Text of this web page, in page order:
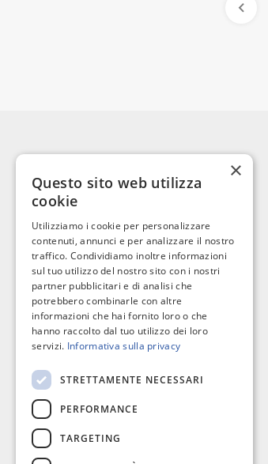
Home
Contatti
Privacy Policy
×
Questo sito web utilizza
cookie
Utilizziamo i cookie per personalizzare
contenuti, annunci e per analizzare il nostro
traffico. Condividiamo inoltre informazioni
sul tuo utilizzo del nostro sito con i nostri
partner pubblicitari e di analisi che
potrebbero combinarle con altre
informazioni che hai fornito loro o che
hanno raccolto dal tuo utilizzo dei loro
servizi. Informativa sulla privacy
STRETTAMENTE NECESSARI
PERFORMANCE
TARGETING